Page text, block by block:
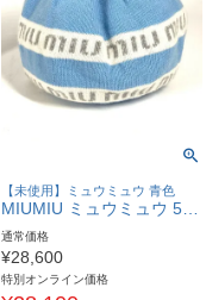
【未使用】ミュウミュウ 青色
MIUMIU ミュウミュウ 5HC260 ビーニー 帽子 ニット帽 ニットキャップ ロゴ ニット帽 ウール /カシミヤ レディース ブルー 未使用 【中古】
通常価格
¥28,600
特別オンライン価格